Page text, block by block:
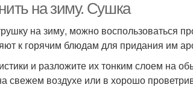
на зиму. Сушка
на зиму, можно воспользоваться
к горячим блюдам для придания им
и разложите их тонким слоем на
свежем воздухе или в хорошо